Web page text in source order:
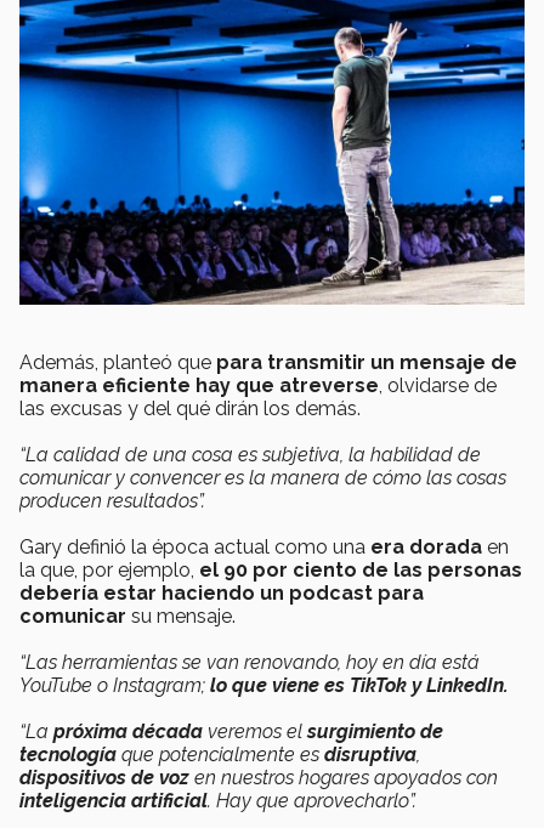
Además, planteó que para transmitir un mensaje de
manera eficiente hay que atreverse , olvidarse de
las excusas y del qué dirán los demás.
“La calidad de una cosa es subjetiva, la habilidad de
comunicar y convencer es la manera de cómo las cosas
producen resultados”.
Gary definió la época actual como una era dorada en
la que, por ejemplo, el 90 por ciento de las personas
debería estar haciendo un podcast para
comunicar su mensaje.
“Las herramientas se van renovando, hoy en día está
YouTube o Instagram; lo que viene es TikTok y LinkedIn.
“La próxima década veremos elsurgimiento de
tecnología que potencialmente es disruptiva
dispositivos de voz en nuestros hogares apoyados con
inteligencia artificial. Hay que aprovecharlo”.